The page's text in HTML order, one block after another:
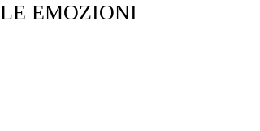
LE EMOZIONI